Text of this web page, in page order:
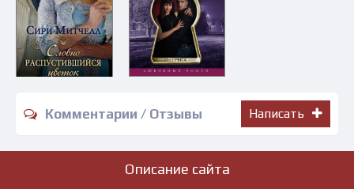
Комментарии / Отзывы Написать
Описание сайта